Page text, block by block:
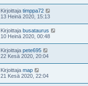
Kirjoittaja timppa72
13 Heinä 2020, 15:13
Kirjoittaja busataurus
10 Heinä 2020, 00:48
Kirjoittaja pete695
22 Kesä 2020, 20:04
Kirjoittaja map
21 Kesä 2020, 22:04